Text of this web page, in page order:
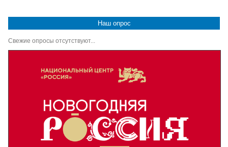
Наш опрос
Свежие опросы отсутствуют...